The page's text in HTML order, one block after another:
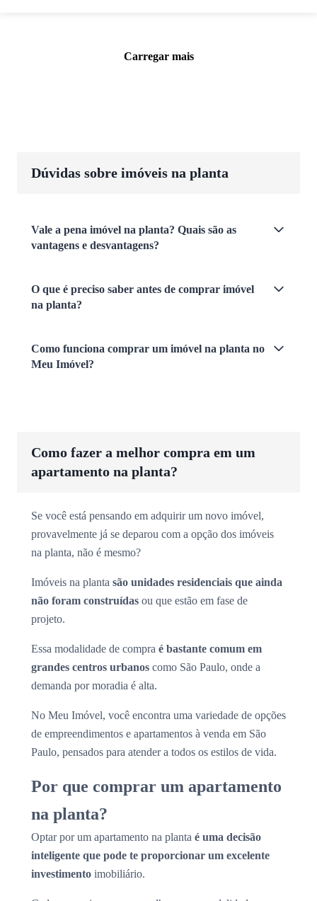
Carregar mais
Dúvidas sobre imóveis na planta
Vale a pena imóvel na planta? Quais são as
vantagens e desvantagens?
O que é preciso saber antes de comprar imóvel
na planta?
Como funciona comprar um imóvel na planta no
Meu Imóvel?
Como fazer a melhor compra em um
apartamento na planta?
Se você está pensando em adquirir um novo imóvel,
provavelmente já se deparou com a opção dos imóveis
na planta, não é mesmo?
Imóveis na planta são unidades residenciais que ainda
não foram construídas ou que estão em fase de
projeto.
Essa modalidade de compra é bastante comum em
grandes centros urbanos como São Paulo, onde a
demanda por moradia é alta.
No Meu Imóvel, você encontra uma variedade de opções
de empreendimentos e apartamentos à venda em São
Paulo, pensados para atender a todos os estilos de vida.
Por que comprar um apartamento
na planta?
Optar por um apartamento na planta é uma decisão
inteligente que pode te proporcionar um excelente
investimento imobiliário.